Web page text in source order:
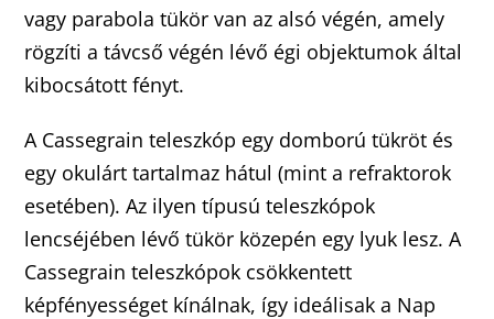
vagy parabola tükör van az alsó végén, amely
rögzíti a távcső végén lévő égi objektumok által
kibocsátott fényt.
A Cassegrain teleszkóp egy domború tükröt és
egy okulárt tartalmaz hátul (mint a refraktorok
esetében). Az ilyen típusú teleszkópok
lencséjében lévő tükör közepén egy lyuk lesz. A
Cassegrain teleszkópok csökkentett
képfényességet kínálnak, így ideálisak a Nap